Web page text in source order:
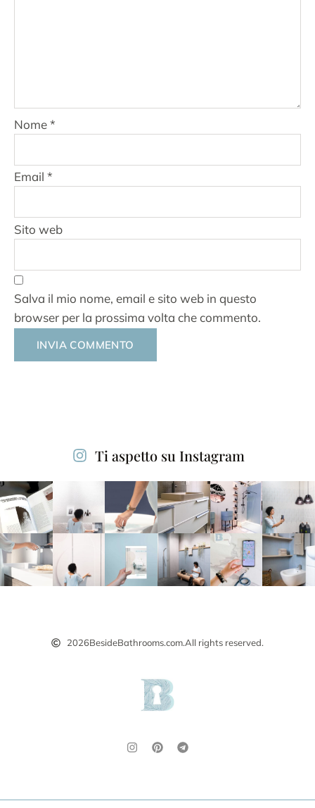
Nome*
Email *
Sito web
Salva il mio nome, email e sito web in questo
browser per la prossima volta che commento.
Ti aspetto su Instagram
2026BesideBathrooms.com.All rights reserved.